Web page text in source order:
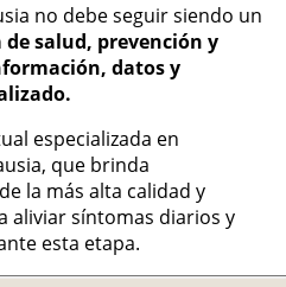
no debe seguir siendo un
de salud, prevención y
datos y
especializada en
que brinda
la más alta calidad y
aliviar síntomas diarios y
esta etapa.